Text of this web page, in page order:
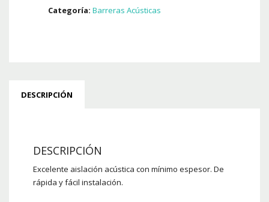
mm
Categoría: Barreras Acústicas
DESCRIPCIÓN
DESCRIPCIÓN
Excelente aislación acústica con mínimo espesor. De
rápida y fácil instalación.